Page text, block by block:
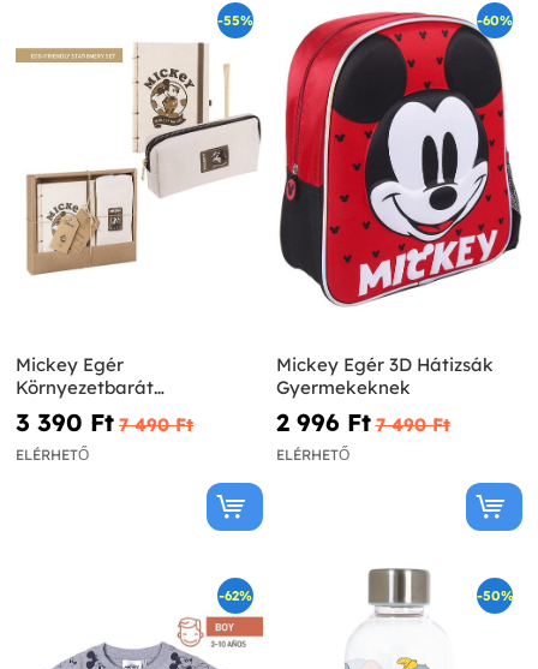
-55%
Mickey Egér
Környezetbarát
Írószerkészlet
3 390 Ft‎ 7 490 Ft‎
ELÉRHETŐ
-60%
Mickey Egér 3D Hátizsák
Gyermekeknek
2 996 Ft‎ 7 490 Ft‎
ELÉRHETŐ
-62% -50%